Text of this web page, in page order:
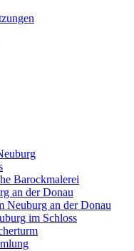
Barockmalerei
an der Donau
Neuburg an der Donau
im Schloss